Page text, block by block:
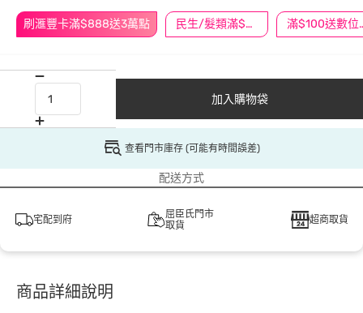
刷滙豐卡滿$888送3萬點 民生/髮類滿$388送舒潔冰巾 滿
加入購物袋
查看門市庫存 (可能有時間誤差)
配送方式
宅配到府
屈臣氏門市
取貨
超商取貨
商品詳細說明